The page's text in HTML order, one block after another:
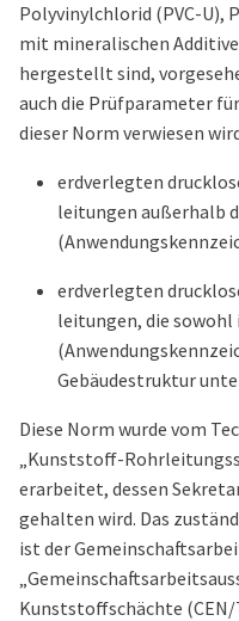
Polyvinylchlorid (PVC-U),
mit mineralischen
hergestellt sind,
auch die Prüfparameter
dieser Norm verwiesen
erdverlegten
leitungen außerhalb
erdverlegten
leitungen, die
Gebäudestruktur
Diese Norm wurde vom
„Kunststoff-
erarbeitet, dessen
gehalten wird. Das
ist der
Kunststoffschächte (CEN/